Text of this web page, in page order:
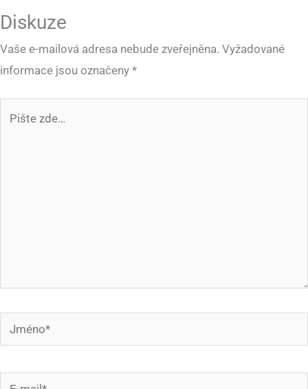
Diskuze
Vaše e-mailová adresa nebude zveřejněna. Vyžadované
informace jsou označeny *
Jméno*